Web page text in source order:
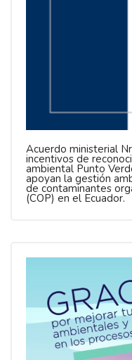
Acuerdo ministerial
incentivos de
ambiental Punto
apoyan la gestión
de contaminantes
(COP) en el Ecuador.